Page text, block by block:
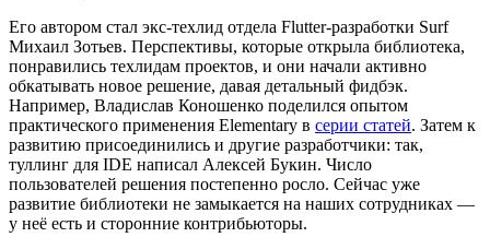
Его автором стал экс-техлид отдела Flutter-разработки Surf
Михаил Зотьев. Перспективы, которые открыла библиотека,
понравились техлидам проектов, и они начали активно
обкатывать новое решение, давая детальный фидбэк.
Например, Владислав Коношенко поделился опытом
практического применения Elementary в серии статей. Затем к
развитию присоединились и другие разработчики: так,
туллинг для IDE написал Алексей Букин. Число
пользователей решения постепенно росло. Сейчас уже
развитие библиотеки не замыкается на наших сотрудниках —
у неё есть и сторонние контрибьюторы.